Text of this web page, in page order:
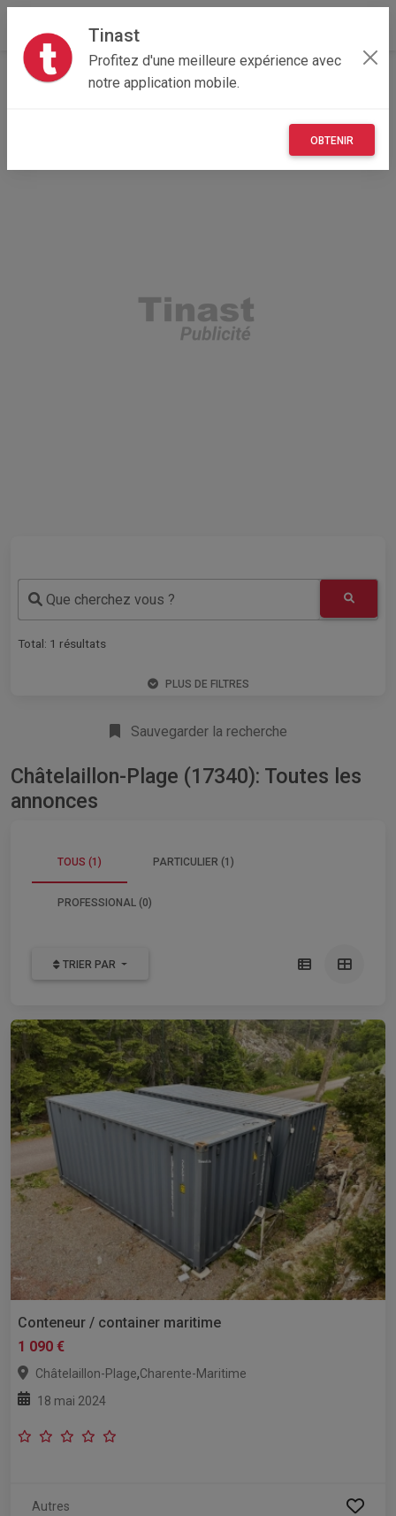
Tinast
Profitez d'une meilleure expérience avec
notre application mobile.
OBTENIR
Accueil Recherche
Nouvelle-Aquitaine
Que cherchez vous ?
Total: 1 résultats
PLUS DE FILTRES
Sauvegarder la recherche
Châtelaillon-Plage (17340): Toutes les
annonces
TOUS (1) PARTICULIER (1)
PROFESSIONAL (0)
TRIER PAR
Conteneur / container maritime
1 090 €
Châtelaillon-Plage,Charente-Maritime
18 mai 2024
Autres